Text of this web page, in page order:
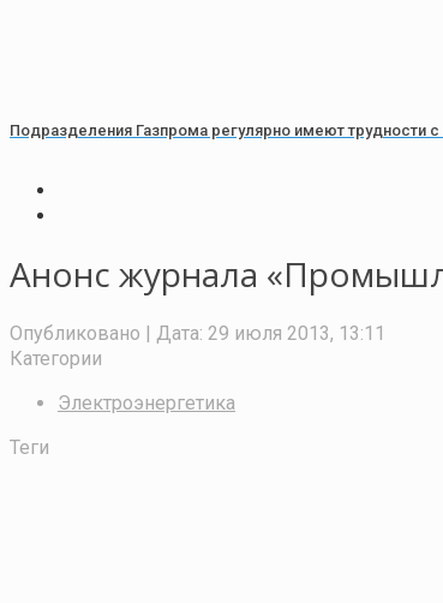
Подразделения Газпрома регулярно имеют трудности
Анонс журнала
Опубликовано | Дата: 29 июля 2013, 13:11
Категории
Электроэнергетика
Теги